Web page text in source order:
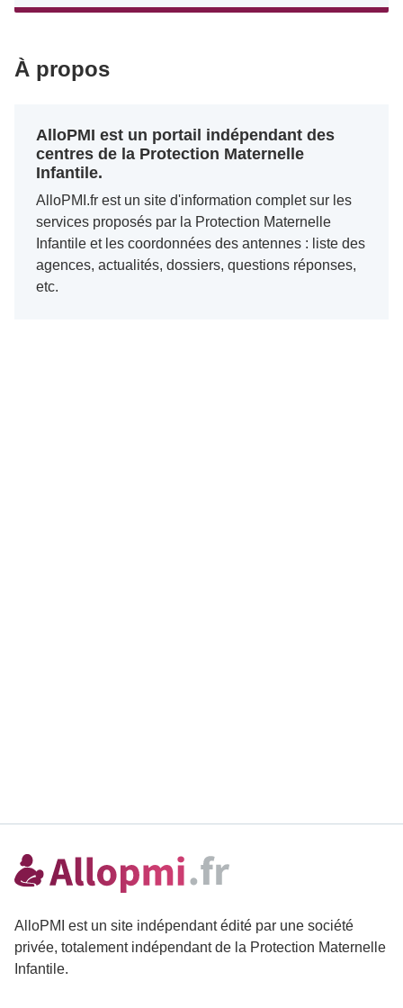
À propos
AlloPMI est un portail indépendant des
centres de la Protection Maternelle
Infantile.
AlloPMI.fr est un site d'information complet sur les
services proposés par la Protection Maternelle
Infantile et les coordonnées des antennes : liste des
agences, actualités, dossiers, questions réponses,
etc.
AlloPMI est un site indépendant édité par une société
privée, totalement indépendant de la Protection Maternelle
Infantile.